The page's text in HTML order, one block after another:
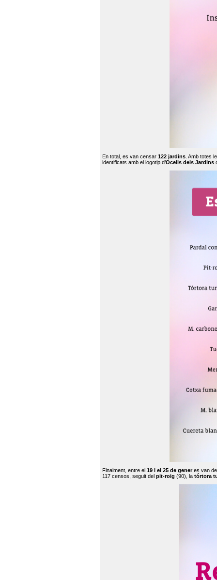
En total, es van censar 122 jardins . Amb totes
identificats amb el logotip d’Ocells dels Jardins
Finalment, entre el 19 i el 25 de generes van
117 censos, seguit del pit-roig (90), la tórtora